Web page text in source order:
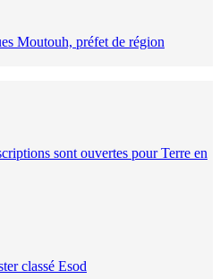
Moutouh, préfet de région
sont ouvertes pour Terre en
classé Esod